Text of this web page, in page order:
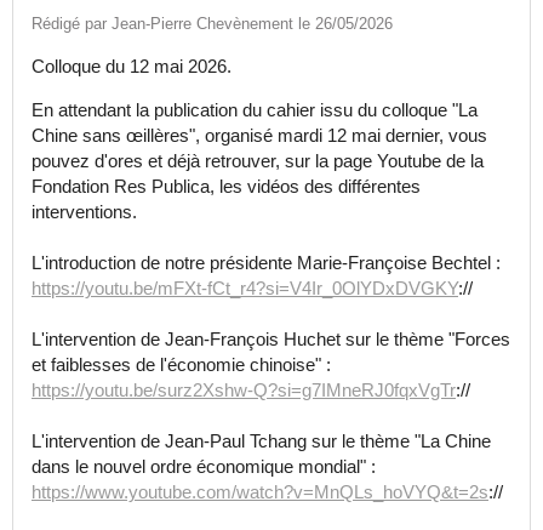
Rédigé par Jean-Pierre Chevènement le 26/05/2026
Colloque du 12 mai 2026.
En attendant la publication du cahier issu du colloque "La
Chine sans œillères", organisé mardi 12 mai dernier, vous
pouvez d'ores et déjà retrouver, sur la page Youtube de la
Fondation Res Publica, les vidéos des différentes
interventions.
L'introduction de notre présidente Marie-Françoise Bechtel :
https://youtu.be/mFXt-fCt_r4?si=V4Ir_0OlYDxDVGKY://
L'intervention de Jean-François Huchet sur le thème "Forces
et faiblesses de l'économie chinoise" :
https://youtu.be/surz2Xshw-Q?si=g7IMneRJ0fqxVgTr://
L'intervention de Jean-Paul Tchang sur le thème "La Chine
dans le nouvel ordre économique mondial" :
https://www.youtube.com/watch?v=MnQLs_hoVYQ&t=2s://